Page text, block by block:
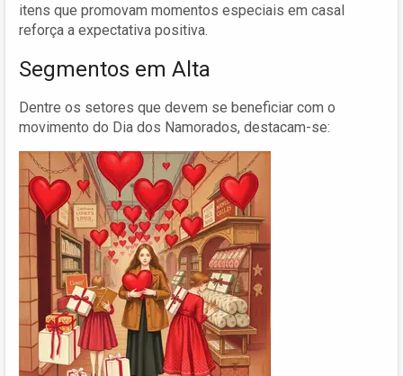
itens que promovam momentos especiais em casal
reforça a expectativa positiva.
Segmentos em Alta
Dentre os setores que devem se beneficiar com o
movimento do Dia dos Namorados, destacam-se: